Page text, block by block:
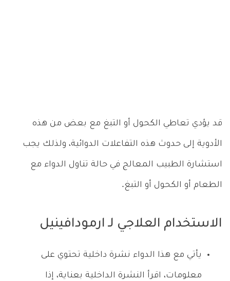
قد يؤدي تعاطي الكحول أو التبغ مع بعض من هذه
الأدوية إلى حدوث هذه التفاعلات الدوائية، ولذلك يجب
استشارة الطبيب المعالج في حالة تناول الدواء مع
الطعام أو الكحول أو التبغ.
الاستخدام العلاجي لـ ارمودافينيل
يأتي مع هذا الدواء نشرة داخلية تحتوي على
معلومات، اقرأ النشرة الداخلية بعناية، إذا